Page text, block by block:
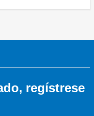
regístrese